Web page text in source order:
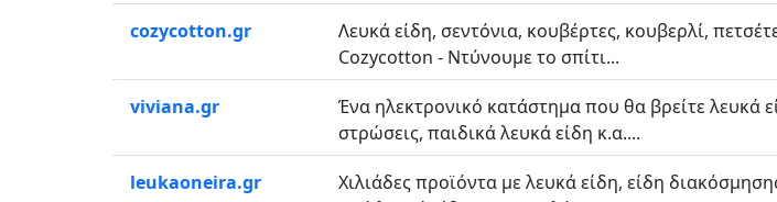
cozycotton.gr
Λευκά είδη, σεντόνια, κουβέρτες, κουβερλί,
Cozycotton - Ντύνουμε το σπίτι...
viviana.gr
Ένα ηλεκτρονικό κατάστημα που θα βρείτε λευκά
στρώσεις, παιδικά λευκά είδη κ.α....
leukaoneira.gr
Χιλιάδες προϊόντα με λευκά είδη, είδη